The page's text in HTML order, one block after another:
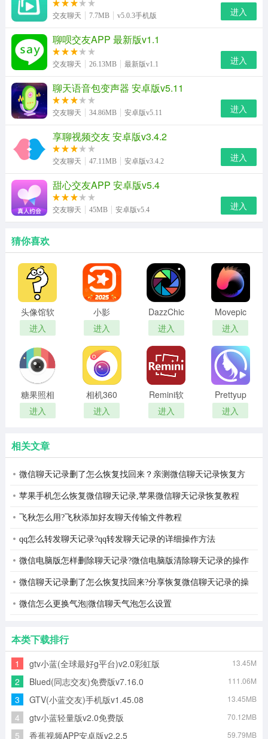
交友聊天 7.7MB v5.0.3手机版 进入
聊呗交友APP 最新版v1.1
交友聊天 26.13MB 最新版v1.1 进入
聊天语音包变声器 安卓版v5.11
交友聊天 34.86MB 安卓版v5.11 进入
享聊视频交友 安卓版v3.4.2
交友聊天 47.11MB 安卓版v3.4.2 进入
甜心交友APP 安卓版v5.4
交友聊天 45MB 安卓版v5.4 进入
猜你喜欢
头像馆软
件最新版
进入
小影
进入
DazzChic
相机
进入
Movepic
进入
糖果照相
机
进入
相机360
进入
Remini软
件
进入
Prettyup
软件
进入
相关文章
微信聊天记录删了怎么恢复找回来？亲测微信聊天记录恢复方
法
苹果手机怎么恢复微信聊天记录,苹果微信聊天记录恢复教程
飞秋怎么用?飞秋添加好友聊天传输文件教程
qq怎么转发聊天记录?qq转发聊天记录的详细操作方法
微信电脑版怎样删除聊天记录?微信电脑版清除聊天记录的操作
方法
微信聊天记录删了怎么恢复找回来?分享恢复微信聊天记录的操
作方法
微信怎么更换气泡|微信聊天气泡怎么设置
本类下载排行
1 gtv小蓝(全球最好g平台)v2.0彩虹版 13.45M
2 Blued(同志交友)免费版v7.16.0 111.06M
3 GTV(小蓝交友)手机版v1.45.08 13.45MB
4 gtv小蓝轻量版v2.0免费版 70.12MB
5 香蕉视频APP安卓版v2.2.5 59.79MB